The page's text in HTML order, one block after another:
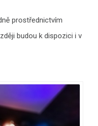
prostřednictvím
budou k dispozici i v